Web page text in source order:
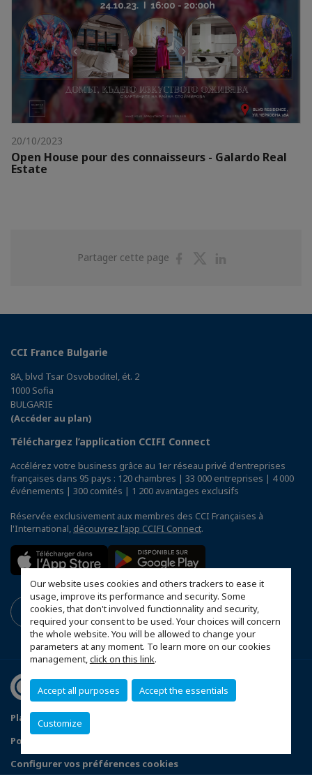
Our website uses cookies and others trackers to ease it
usage, improve its performance and security. Some
cookies, that don't involved functionnality and security,
required your consent to be used. Your choices will concern
the whole website. You will be allowed to change your
parameters at any moment. To learn more on our cookies
management,click on this link.
Accept all purposes Accept the essentials
Customize
20/10/2023
Open House pour des connaisseurs - Galardo Real
Estate
Partager cette page
PartagerPartager
CCI France Bulgarie
8A, blvd Tsar Osvoboditel, ét. 2
1000 Sofia
BULGARIE
(Accéder au plan)
Téléchargez l’application CCIFI Connect
Accélérez votre business grâce au 1er réseau privé d'entreprises
françaises dans 95 pays : 120 chambres | 33 000 entreprises | 4 000
événements | 300 comités | 1 200 avantages exclusifs
Réservée exclusivement aux membres des CCI Françaises à
l'International, découvrez l'app CCIFI Connect.
Plan du site
Mentions légales
Politique de confidentialité
Configurer vos préférences cookies